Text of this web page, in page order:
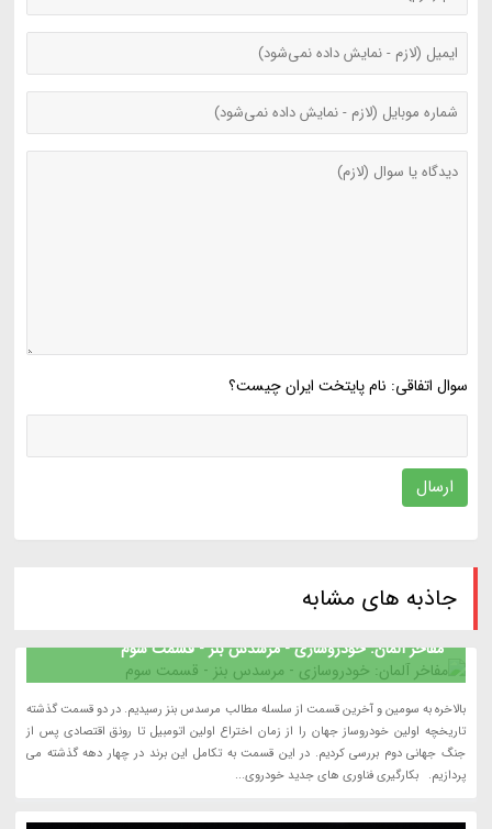
سوال اتفاقی: نام پایتخت ایران چیست؟
ارسال
جاذبه های مشابه
مفاخر آلمان: خودروسازی - مرسدس بنز - قسمت سوم
بالاخره به سومین و آخرین قسمت از سلسله مطالب مرسدس بنز رسیدیم. در دو قسمت گذشته
تاریخچه اولین خودروساز جهان را از زمان اختراع اولین اتومبیل تا رونق اقتصادی پس از
جنگ جهانی دوم بررسی کردیم. در این قسمت به تکامل این برند در چهار دهه گذشته می
پردازیم. بکارگیری فناوری های جدید خودروی...